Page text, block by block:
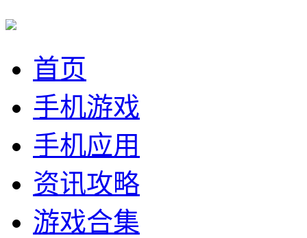
首页
手机游戏
手机应用
资讯攻略
游戏合集